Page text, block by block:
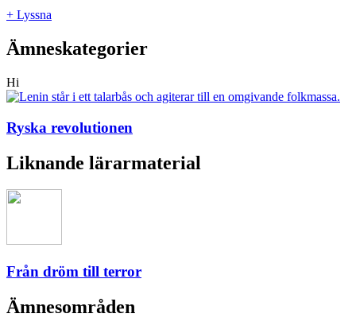
+ Lyssna
Ämneskategorier
Hi
Ryska revolutionen
Liknande lärarmaterial
Från dröm till terror
Ämnesområden